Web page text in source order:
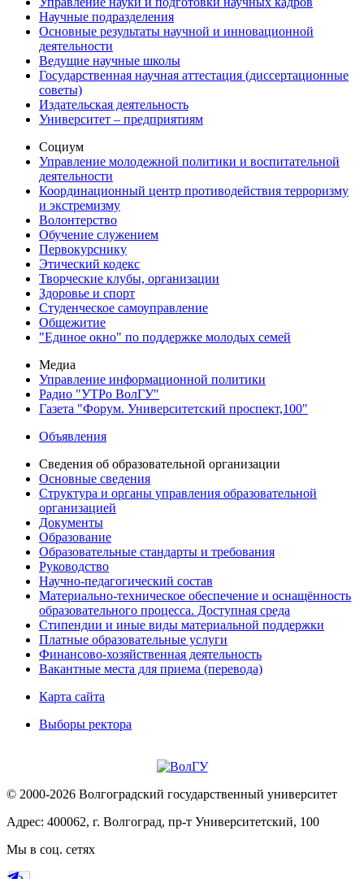
Научные подразделения
Основные результаты научной и инновационной
деятельности
Ведущие научные школы
Государственная научная аттестация (диссертационные
советы)
Издательская деятельность
Университет – предприятиям
Социум
Управление молодежной политики и воспитательной
деятельности
Координационный центр противодействия терроризму
и экстремизму
Волонтерство
Обучение служением
Первокурснику
Этический кодекс
Творческие клубы, организации
Здоровье и спорт
Студенческое самоуправление
Общежитие
"Единое окно" по поддержке молодых семей
Медиа
Управление информационной политики
Радио "УТРо ВолГУ"
Газета "Форум. Университетский проспект,100"
Объявления
Сведения об образовательной организации
Основные сведения
Структура и органы управления образовательной
организацией
Документы
Образование
Образовательные стандарты и требования
Руководство
Научно-педагогический состав
Материально-техническое обеспечение и оснащённость
образовательного процесса. Доступная среда
Стипендии и иные виды материальной поддержки
Платные образовательные услуги
Финансово-хозяйственная деятельность
Вакантные места для приема (перевода)
Карта сайта
Выборы ректора
© 2000-2026 Волгоградский государственный университет
Адрес: 400062, г. Волгоград, пр-т Университетский, 100
Мы в соц. сетях